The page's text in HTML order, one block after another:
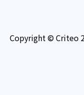
Copyright © Criteo